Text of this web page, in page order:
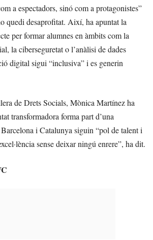
a espectadors, sinó com a protagonistes”
quedi desaprofitat. Així, ha apuntat la
per formar alumnes en àmbits com la
la ciberseguretat o l’anàlisi de dades
digital sigui “inclusiva” i es generin
de Drets Socials, Mònica Martínez ha
transformadora forma part d’una
i Catalunya siguin “pol de talent i
sense deixar ningú enrere”, ha dit.